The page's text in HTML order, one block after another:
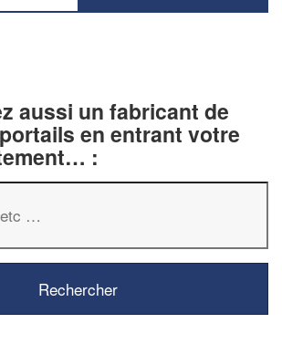
aussi un fabricant de
en entrant votre
: